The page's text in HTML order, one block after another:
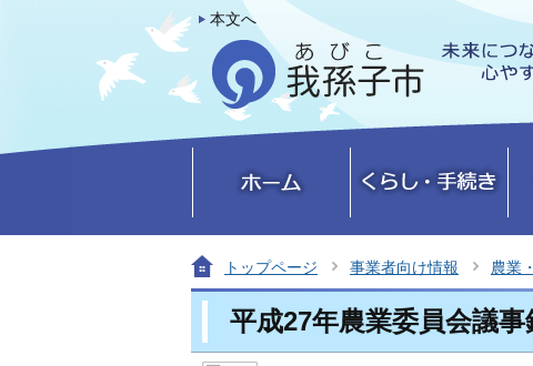
本文へ
トップページ 事業者向け情報 農業
平成27年農業委員会議事